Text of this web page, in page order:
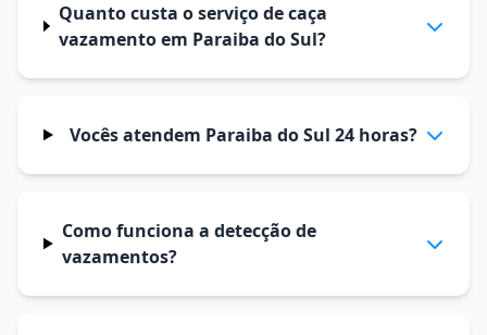
Quanto custa o serviço de caça
vazamento em Paraiba do Sul?
Vocês atendem Paraiba do Sul 24 horas?
Como funciona a detecção de
vazamentos?